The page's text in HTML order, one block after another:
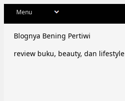
Blognya Bening Pertiwi
review buku, beauty, dan lifestyle